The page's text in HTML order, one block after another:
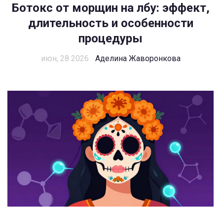
Ботокс от морщин на лбу: эффект,
длительность и особенности
процедуры
июн, 28 2026 Аделина Жаворонкова